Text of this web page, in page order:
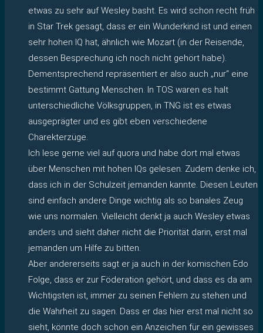
etwas zu sehr auf Wesley basht. Es wird schon recht früh
in Star Trek gesagt, dass er ein Wunderkind ist und einen
sehr hohen IQ hat, ähnlich wie Mozart (in der Reisende,
dessen Besprechung ich noch nicht gehört habe).
Dementsprechend repräsentiert er also auch „nur“ eine
bestimmt Gattung Menschen. In TOS waren es halt
unterschiedliche Völksgruppen, in TNG ist es etwas
ausgeprägter und es gibt eben verschiedene
Charekterzüge.
Ich lese gerne viel auf quora und habe dort mal etwas
über Menschen mit hohen IQs gelesen. Zudem denke ich,
dass ich in der Schulzeit jemanden kannte. Diesen Leuten
sind einfach andere Dinge wichtig als so banales Zeug
wie uns normalen. Vielleicht denkt ja auch Wesley etwas
anders und sieht daher nicht die Priorität darin, erst mal
jemanden um Hilfe zu bitten.
Aber andererseits sagt er ja auch in der komischen Edo
Folge, dass er zur Föderation gehört, und dass es da am
Wichtigsten ist, immer zu seinen Fehlern zu stehen und
die Wahrheit zu sagen. Dass er das hier erst mal nicht so
sieht, könnte doch schon ein Anzeichen für ein gewisses